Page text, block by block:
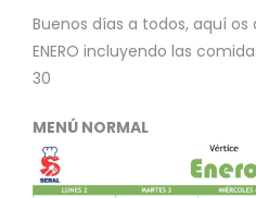
Buenos días a todos, aquí os
ENERO incluyendo las
30
MENÚ NORMAL